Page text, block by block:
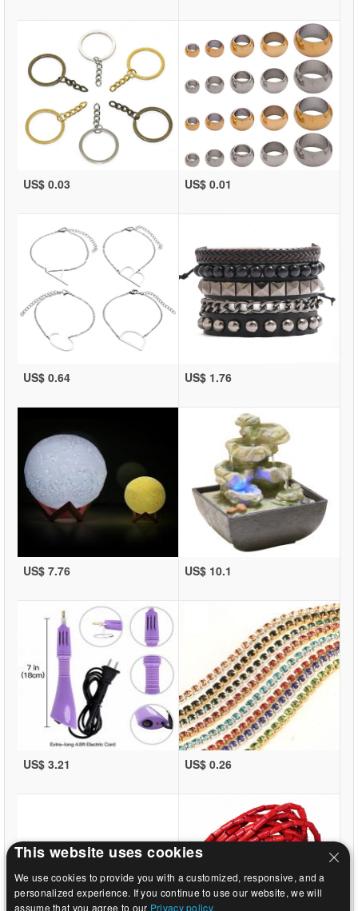
US$ 0.03 US$ 0.01
US$ 0.64 US$ 1.76
US$ 7.76 US$ 10.1
US$ 3.21 US$ 0.26
This website uses cookies
We use cookies to provide you with a customized, responsive, and a
personalized experience. If you continue to use our website, we will
assume that you agree to our Privacy policy.